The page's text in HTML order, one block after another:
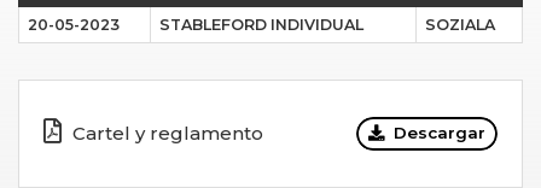
20-05-2023
STABLEFORD INDIVIDUAL SOZIALA
Cartel y reglamento Descargar